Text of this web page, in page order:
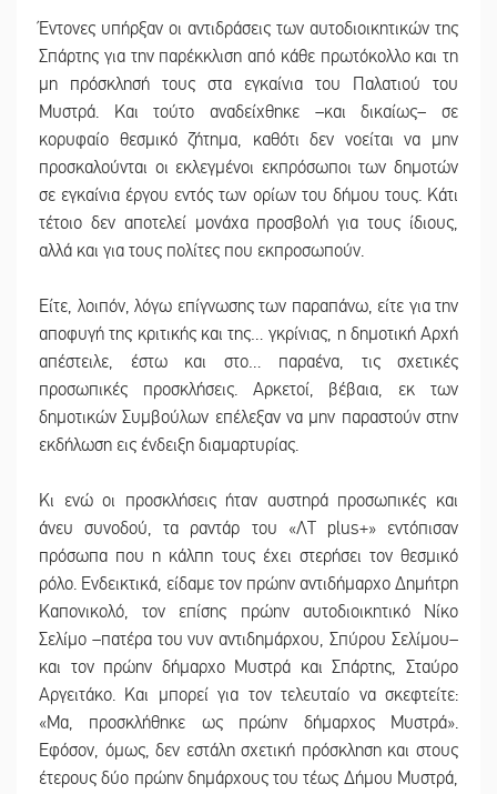
Έντονες υπήρξαν οι αντιδράσεις των αυτοδιοικητικών της
Σπάρτης για την παρέκκλιση από κάθε πρωτόκολλο και τη
μη πρόσκλησή τους στα εγκαίνια του Παλατιού του
Μυστρά. Και τούτο αναδείχθηκε –και δικαίως– σε
κορυφαίο θεσμικό ζήτημα, καθότι δεν νοείται να μην
προσκαλούνται οι εκλεγμένοι εκπρόσωποι των δημοτών
σε εγκαίνια έργου εντός των ορίων του δήμου τους. Κάτι
τέτοιο δεν αποτελεί μονάχα προσβολή για τους ίδιους,
αλλά και για τους πολίτες που εκπροσωπούν.
Είτε, λοιπόν, λόγω επίγνωσης των παραπάνω, είτε για την
αποφυγή της κριτικής και της… γκρίνιας, η δημοτική Αρχή
απέστειλε, έστω και στο… παραένα, τις σχετικές
προσωπικές προσκλήσεις. Αρκετοί, βέβαια, εκ των
δημοτικών Συμβούλων επέλεξαν να μην παραστούν στην
εκδήλωση εις ένδειξη διαμαρτυρίας.
Κι ενώ οι προσκλήσεις ήταν αυστηρά προσωπικές και
άνευ συνοδού, τα ραντάρ του «ΛΤ plus+» εντόπισαν
πρόσωπα που η κάλπη τους έχει στερήσει τον θεσμικό
ρόλο. Ενδεικτικά, είδαμε τον πρώην αντιδήμαρχο Δημήτρη
Καπονικολό, τον επίσης πρώην αυτοδιοικητικό Νίκο
Σελίμο –πατέρα του νυν αντιδημάρχου, Σπύρου Σελίμου–
και τον πρώην δήμαρχο Μυστρά και Σπάρτης, Σταύρο
Αργειτάκο. Και μπορεί για τον τελευταίο να σκεφτείτε:
«Μα, προσκλήθηκε ως πρώην δήμαρχος Μυστρά».
Εφόσον, όμως, δεν εστάλη σχετική πρόσκληση και στους
έτερους δύο πρώην δημάρχους του τέως Δήμου Μυστρά,